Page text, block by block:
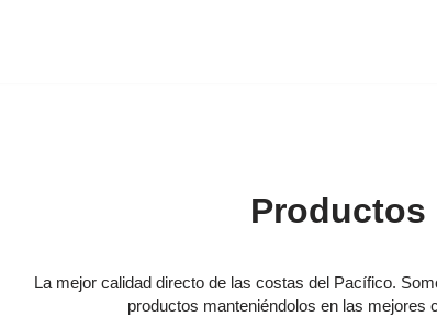
Productos
La mejor calidad directo de las costas del Pacífico.
productos manteniéndolos en las mejores